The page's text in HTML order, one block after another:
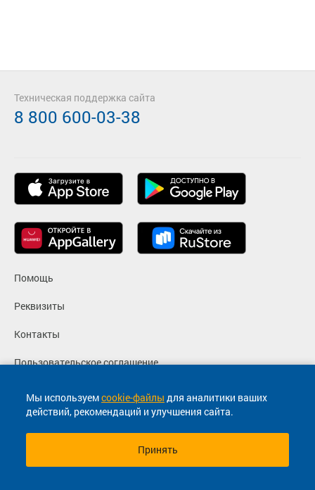
Мы используемcookie-файлы для аналитики ваших
действий, рекомендаций и улучшения сайта.
Принять
Помощь
Реквизиты
Контакты
Пользовательское соглашение
Политика конфиденциальности
Согласие на маркетинговые сообщения
Техническая поддержка сайта
8 800 600-03-38
© 2013-2026, ООО "Капитал"- Онлайн сервис продажи